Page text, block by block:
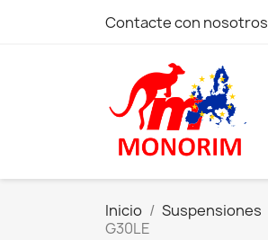
Contacte con nosotros
Inicio Suspensiones
G30LE